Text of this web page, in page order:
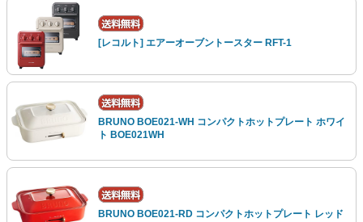
[レコルト] エアーオーブントースター RFT-1
BRUNO BOE021-WH コンパクトホットプレート ホワイ
ト BOE021WH
BRUNO BOE021-RD コンパクトホットプレート レッド